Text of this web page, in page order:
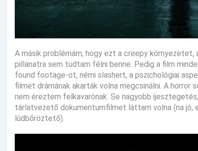
A másik problémám, hogy ezt a creepy
pillanatra sem tudtam félni benne. Pedig a film
found footage-ot, némi slashert, a pszichológiai
filmet drámának akarták volna megcsinálni. A horror
nem éreztem felkavarónak. Se nagyobb
tárlatvezető dokumentumfilmet láttam volna (na jó,
lúdbőröztető).